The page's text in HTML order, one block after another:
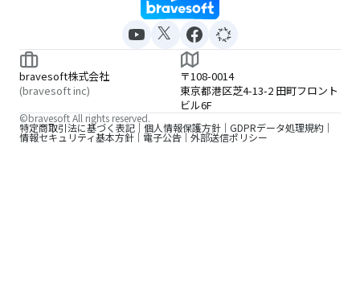
bravesoft株式会社
(bravesoft inc)
〒108-0014
東京都港区芝4-13-2 田町フロント
ビル6F
特定商取引法に基づく表記 個人情報保護方針 GDPRデータ処理規約
情報セキュリティ基本方針 電子公告 外部送信ポリシー
©bravesoft All rights reserved.